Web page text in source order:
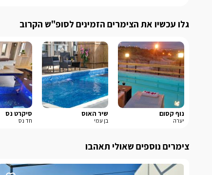
גלו עכשיו את הצימרים הזמינים לסופ"ש הקרוב
נוף קסום
יערה
שיר האוס
בן עמי
סיקרט נס
חד נס
צימרים נוספים שאולי תאהבו